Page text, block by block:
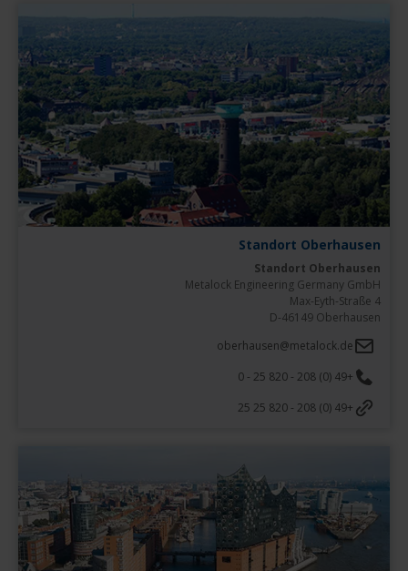
Standort Oberhausen
Standort Oberhausen
D-46149 Oberhausen
oberhausen@metalock.de
+49 (0) 208 - 820 25 - 0
+49 (0) 208 - 820 25 25